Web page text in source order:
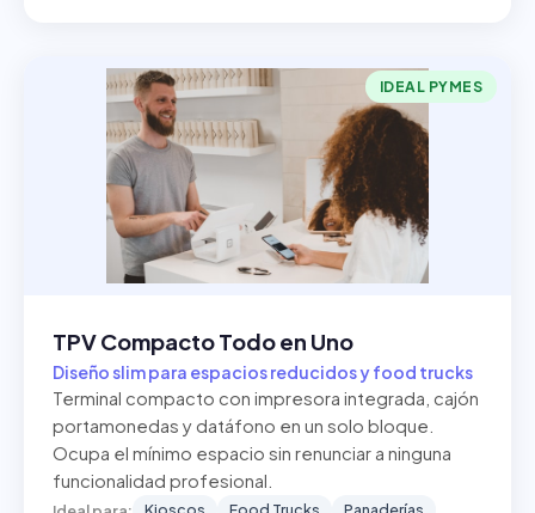
IDEAL PYMES
TPV Compacto Todo en Uno
Diseño slim para espacios reducidos y food trucks
Terminal compacto con impresora integrada, cajón
portamonedas y datáfono en un solo bloque.
Ocupa el mínimo espacio sin renunciar a ninguna
funcionalidad profesional.